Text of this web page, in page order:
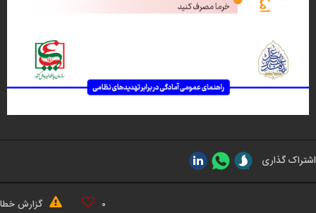
اشتراک گذاری
۰ گزارش خطا